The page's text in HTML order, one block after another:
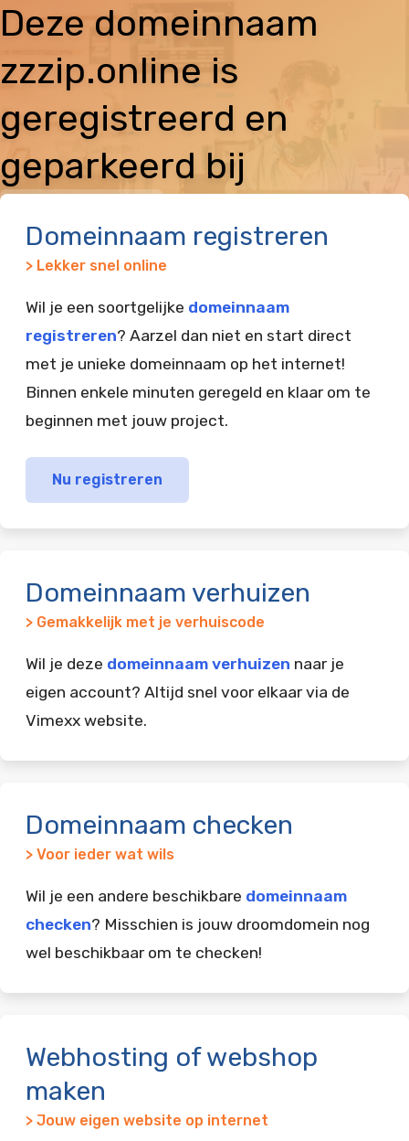
Deze domeinnaam
zzzip.online is
geregistreerd en
geparkeerd bij
Domeinnaam registreren
> Lekker snel online
Wil je een soortgelijke domeinnaam
registreren? Aarzel dan niet en start direct
met je unieke domeinnaam op het internet!
Binnen enkele minuten geregeld en klaar om te
beginnen met jouw project.
Nu registreren
Domeinnaam verhuizen
> Gemakkelijk met je verhuiscode
Wil je deze domeinnaam verhuizen naar je
eigen account? Altijd snel voor elkaar via de
Vimexx website.
Domeinnaam checken
> Voor ieder wat wils
Wil je een andere beschikbare domeinnaam
checken? Misschien is jouw droomdomein nog
wel beschikbaar om te checken!
Webhosting of webshop
maken
> Jouw eigen website op internet